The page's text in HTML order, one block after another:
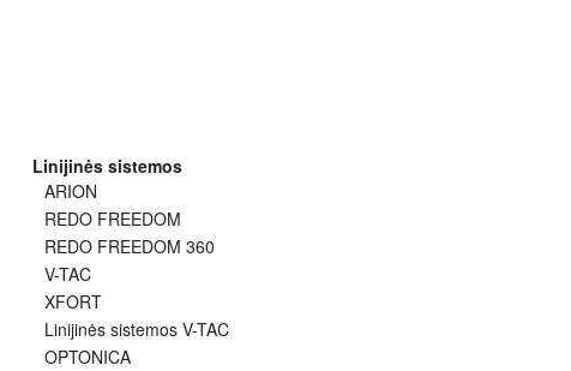
Linijinės sistemos
ARION
REDO FREEDOM
REDO FREEDOM 360
V-TAC
XFORT
Linijinės sistemos V-TAC
OPTONICA